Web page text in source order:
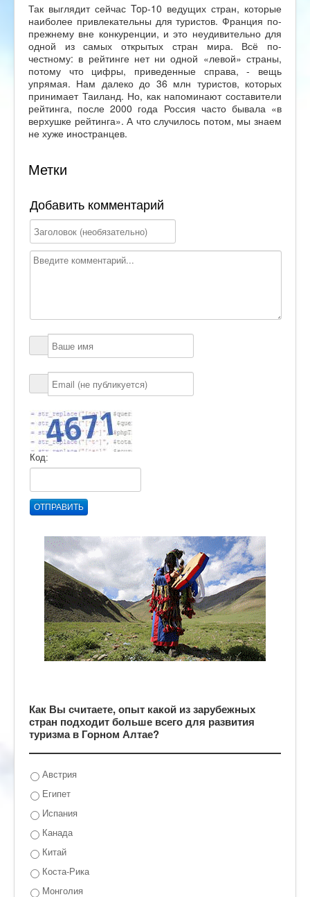
Так выглядит сейчас Top-10 ведущих стран, которые
наиболее привлекательны для туристов. Франция по-
прежнему вне конкуренции, и это неудивительно для
одной из самых открытых стран мира. Всё по-
честному: в рейтинге нет ни одной «левой» страны,
потому что цифры, приведенные справа, - вещь
упрямая. Нам далеко до 36 млн туристов, которых
принимает Таиланд. Но, как напоминают составители
рейтинга, после 2000 года Россия часто бывала «в
верхушке рейтинга». А что случилось потом, мы знаем
не хуже иностранцев.
Метки
Добавить комментарий
Код:
ОТПРАВИТЬ
Как Вы считаете, опыт какой из зарубежных
стран подходит больше всего для развития
туризма в Горном Алтае?
Австрия
Египет
Испания
Канада
Китай
Коста-Рика
Монголия